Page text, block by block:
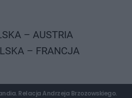
– AUSTRIA
– FRANCJA
Relacja Andrzeja Brzozowskiego.